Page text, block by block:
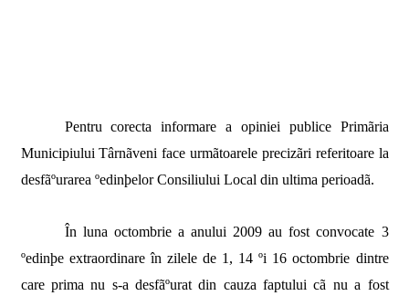
Pentru corecta informare a opiniei publice Primãria
Municipiului Târnãveni face urmãtoarele precizãri referitoare la
desfãºurarea ºedinþelor Consiliului Local din ultima perioadã.
În luna octombrie a anului 2009 au fost convocate 3
ºedinþe extraordinare în zilele de 1, 14 ºi 16 octombrie dintre
care prima nu s-a desfãºurat din cauza faptului cã nu a fost